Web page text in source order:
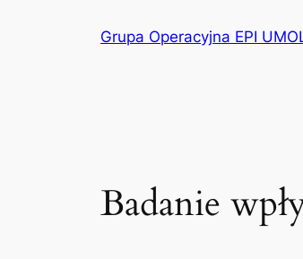
Grupa Operacyjna EPI
Badanie